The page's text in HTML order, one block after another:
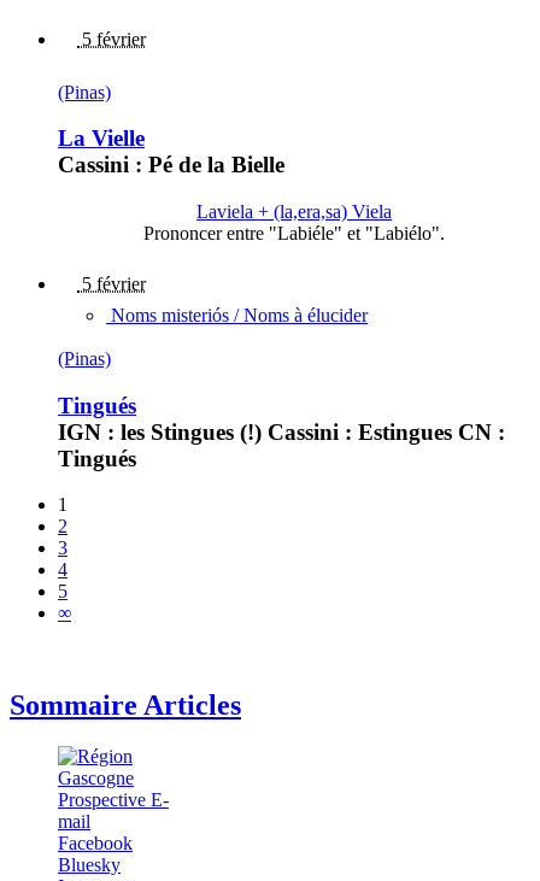
5 février
(Pinas)
La Vielle
Cassini : Pé de la Bielle
Laviela + (la,era,sa) Viela
Prononcer entre "Labiéle" et "Labiélo".
5 février
Noms misteriós / Noms à élucider
(Pinas)
Tingués
IGN : les Stingues (!) Cassini : Estingues CN :
Tingués
1
2
3
4
5
∞
Sommaire Articles